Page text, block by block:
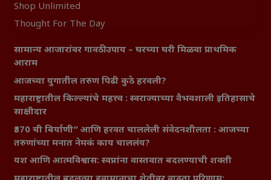
Shop Unlimited
Thought For The Day
सामान्य आजारांवर गावठी उपाय – घरच्या घरी मिळवा प्राथमिक
आराम
आजच्या युगातील तरुण पिढी कुठे हरवली?
महाराष्ट्रातील किल्ल्यांचे महत्त्व : स्वराज्याच्या वैभवशाली इतिहासाचे
साक्षीदार
₹370 ची बिर्याणी” आणि हरवत चाललेली संवेदनशीलता : आजच्या
तरुणांच्या मनात नेमकं काय चाललंय?
यश आणि आत्मविश्वास: स्वप्नांना वास्तवात बदलण्याची शक्ती